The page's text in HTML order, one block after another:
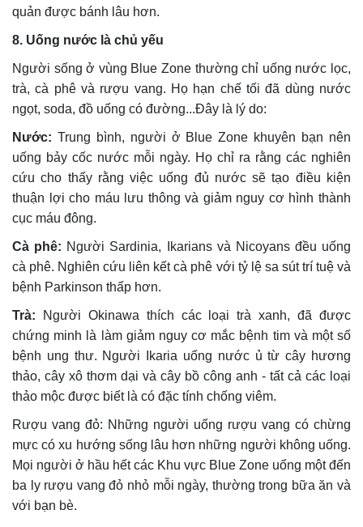
quản được bánh lâu hơn.
8. Uống nước là chủ yếu
Người sống ở vùng Blue Zone thường chỉ uống nước lọc,
trà, cà phê và rượu vang. Họ hạn chế tối đã dùng nước
ngọt, soda, đồ uống có đường...Đây là lý do:
Nước: Trung bình, người ở Blue Zone khuyên bạn nên
uống bảy cốc nước mỗi ngày. Họ chỉ ra rằng các nghiên
cứu cho thấy rằng việc uống đủ nước sẽ tạo điều kiện
thuận lợi cho máu lưu thông và giảm nguy cơ hình thành
cục máu đông.
Cà phê: Người Sardinia, Ikarians và Nicoyans đều uống
cà phê. Nghiên cứu liên kết cà phê với tỷ lệ sa sút trí tuệ và
bệnh Parkinson thấp hơn.
Trà: Người Okinawa thích các loại trà xanh, đã được
chứng minh là làm giảm nguy cơ mắc bệnh tim và một số
bệnh ung thư. Người Ikaria uống nước ủ từ cây hương
thảo, cây xô thơm dại và cây bồ công anh - tất cả các loại
thảo mộc được biết là có đặc tính chống viêm.
Rượu vang đỏ: Những người uống rượu vang có chừng
mực có xu hướng sống lâu hơn những người không uống.
Mọi người ở hầu hết các Khu vực Blue Zone uống một đến
ba ly rượu vang đỏ nhỏ mỗi ngày, thường trong bữa ăn và
với bạn bè.